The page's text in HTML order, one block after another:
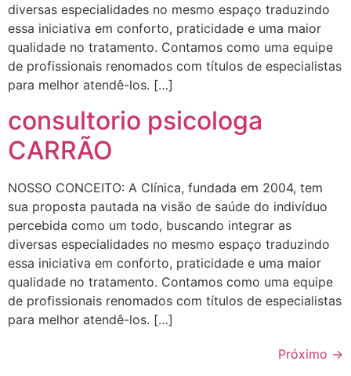
diversas especialidades no mesmo espaço traduzindo
essa iniciativa em conforto, praticidade e uma maior
qualidade no tratamento. Contamos como uma equipe
de profissionais renomados com títulos de especialistas
para melhor atendê-los. […]
consultorio psicologa
CARRÃO
NOSSO CONCEITO: A Clínica, fundada em 2004, tem
sua proposta pautada na visão de saúde do indivíduo
percebida como um todo, buscando integrar as
diversas especialidades no mesmo espaço traduzindo
essa iniciativa em conforto, praticidade e uma maior
qualidade no tratamento. Contamos como uma equipe
de profissionais renomados com títulos de especialistas
para melhor atendê-los. […]
Próximo →